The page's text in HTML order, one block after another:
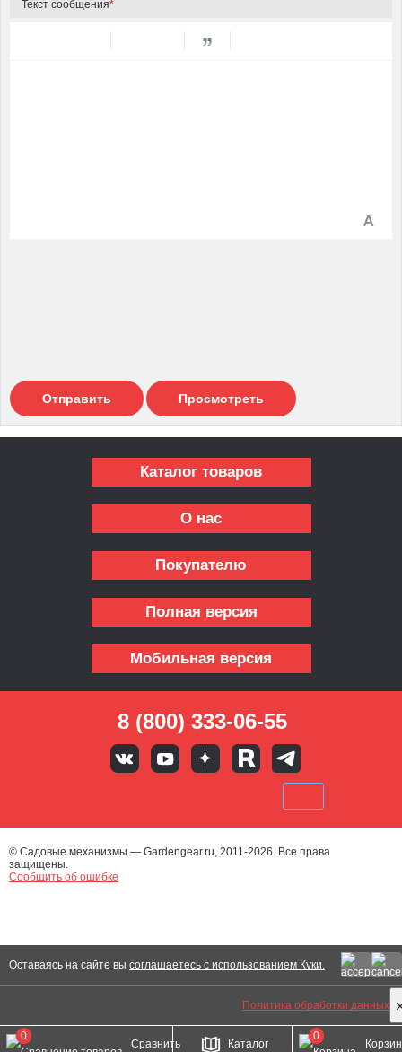
Текст сообщения*
Каталог товаров
О нас
Покупателю
Полная версия
Мобильная версия
8 (800) 333-06-55
© Садовые механизмы — Gardengear.ru, 2011-2026. Все права
защищены.
Сообщить об ошибке
0
Каталог
Сравнить
0
Политика обработки данных
Оставаясь на сайте вы соглашаетесь с использованием Куки.